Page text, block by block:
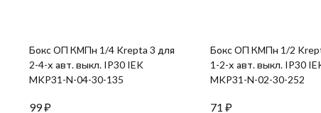
Бокс ОП КМПн 1/4 Krepta 3 для
2-4-х авт. выкл. IP30 IEK
MKP31-N-04-30-135
99₽
Бокс ОП КМПн 1/2
1-2-х авт. выкл. IP30
MKP31-N-02-30-252
71 ₽